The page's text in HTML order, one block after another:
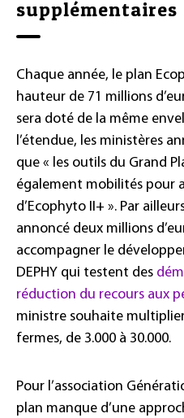
supplémentaires
Chaque année, le plan
hauteur de 71 millions
sera doté de la même
l’étendue, les ministères
que « les outils du Grand
également mobilités pour
d’Ecophyto II+ ». Par
annoncé deux millions
accompagner le
DEPHY qui testent des
réduction du recours aux
ministre souhaite
fermes, de 3.000 à 30.000.
Pour l’association
plan manque d’une